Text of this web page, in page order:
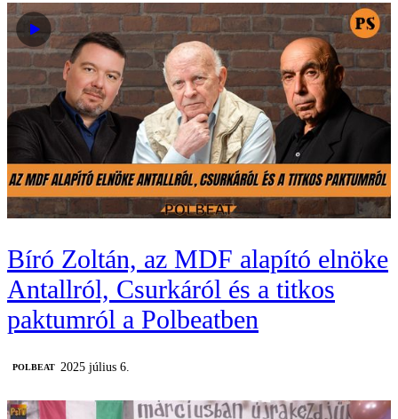
Bíró Zoltán, az MDF alapító elnöke
Antallról, Csurkáról és a titkos
paktumról a Polbeatben
‎POLBEAT 2025 július 6.